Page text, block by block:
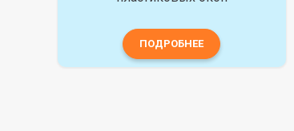
ПОДРОБНЕЕ